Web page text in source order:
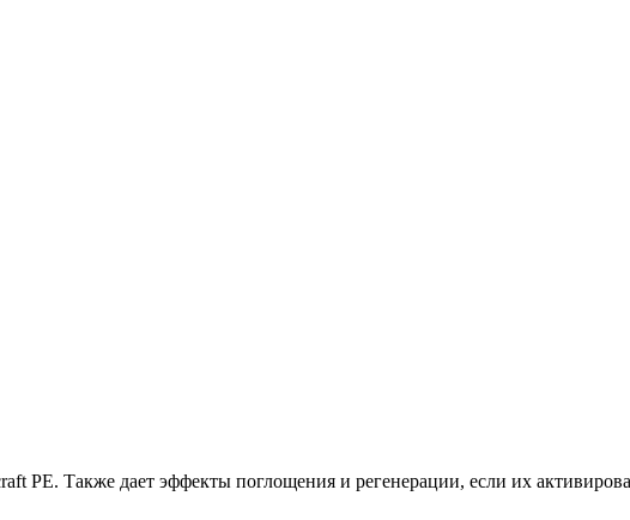
PE. Также дает эффекты поглощения и регенерации, если их